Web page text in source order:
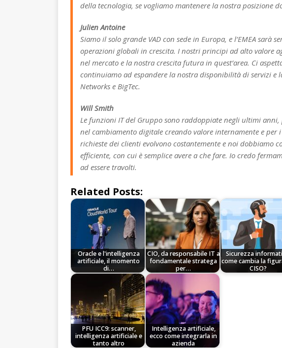
della tecnologia, se vogliamo mantenere la nostra posizione
Julien Antoine
Siamo il solo grande VAD con sede in Europa, e l’EMEA sarà
operazioni globali in crescita. I nostri principi ad alto valore
nel mercato e la nostra crescita futura in quest’area. Ci
continuiamo ad espandere la nostra disponibilità di servizi e
Networks e BigTec.
Will Smith
Le funzioni IT del Gruppo sono raddoppiate negli ultimi
nel cambiamento digitale creando valore internamente e
richieste dei clienti evolvono costantemente e noi dobbiamo
efficiente, con cui è semplice avere a che fare. Io credo
ad essere travolti.
Related Posts:
Oracle e l'intelligenza
artificiale, il momento
di…
CIO, da responsabile IT a
fondamentale stratega
per…
Sicurezza
come cambia la
CISO?
PFU ICC9: scanner,
intelligenza artificiale e
tanto altro
Intelligenza artificiale,
ecco come integrarla in
azienda